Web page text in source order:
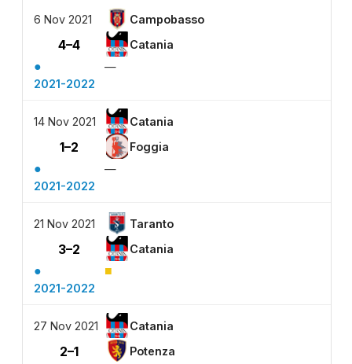
6 Nov 2021 Campobasso
4–4 Catania
●
—
2021-2022
14 Nov 2021 Catania
1–2 Foggia
●
—
2021-2022
21 Nov 2021 Taranto
3–2 Catania
● ■
2021-2022
27 Nov 2021 Catania
2–1 Potenza